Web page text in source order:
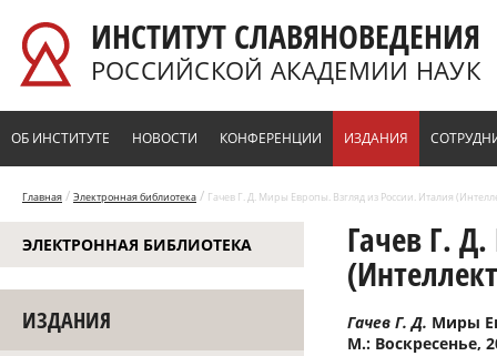
ИНСТИТУТ СЛАВЯНОВЕДЕНИЯ
РОССИЙСКОЙ АКАДЕМИИ НАУК
ОБ ИНСТИТУТЕ НОВОСТИ КОНФЕРЕНЦИИ ИЗДАНИЯ
Главная / Электронная библиотека / Гачев Г. Д. Миры Европы. Взгляд из России. Италия
ЭЛЕКТРОННАЯ БИБЛИОТЕКА
ИЗДАНИЯ
Гачев Г.
Гачев Г. Д. Миры
М.: Воскресенье,